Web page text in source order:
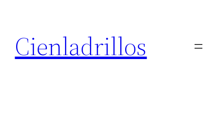
contenido
Cienladrillos